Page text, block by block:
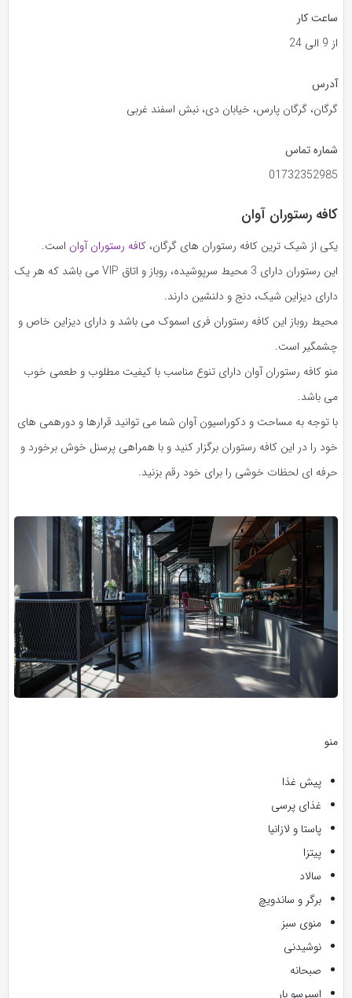
ساعت کار
از 9 الی 24
آدرس
گرگان، گرگان پارس، خیابان دی، نبش اسفند غربی
شماره تماس
01732352985
کافه رستوران آوان
یکی از شیک ترین کافه رستوران های گرگان، کافه رستوران آوان است.
این رستوران دارای 3 محیط سرپوشیده، روباز و اتاق VIP می باشد که هر یک
دارای دیزاین شیک، دنج و دلنشین دارند.
محیط روباز این کافه رستوران فری اسموک می باشد و دارای دیزاین خاص و
چشمگیر است.
منو کافه رستوران آوان دارای تنوع مناسب با کیفیت مطلوب و طعمی خوب
می باشد.
با توجه به مساحت و دکوراسیون آوان شما می توانید قرارها و دورهمی های
خود را در این کافه رستوران برگزار کنید و با همراهی پرسنل خوش برخورد و
حرفه ای لحظات خوشی را برای خود رقم بزنید.
منو
پیش غذا
غذای پرسی
پاستا و لازانیا
پیتزا
سالاد
برگر و ساندویچ
منوی سبز
نوشیدنی
صبحانه
اسپرسو بار